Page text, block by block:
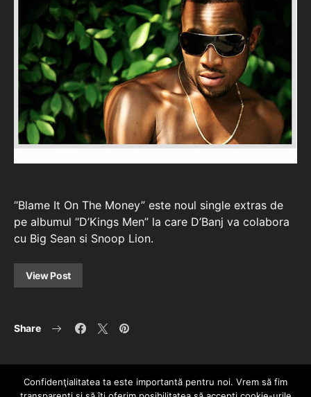
“Blame It On The Money” este noul single extras de
pe albumul “D’Kings Men” la care D’Banj va colabora
cu Big Sean si Snoop Lion.
View Post
Share
Confidenţialitatea ta este importantă pentru noi. Vrem să fim